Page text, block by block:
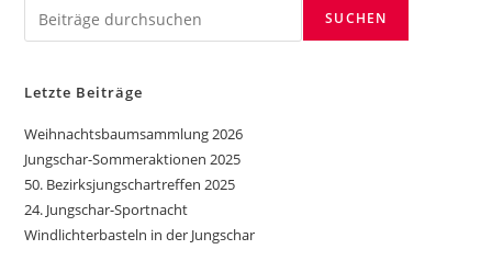
SUCHEN
Letzte Beiträge
Weihnachtsbaumsammlung 2026
Jungschar-Sommeraktionen 2025
50. Bezirksjungschartreffen 2025
24. Jungschar-Sportnacht
Windlichterbasteln in der Jungschar